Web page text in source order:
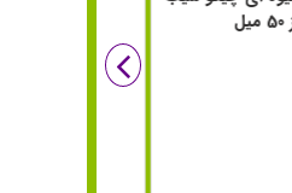
موز 50 میل